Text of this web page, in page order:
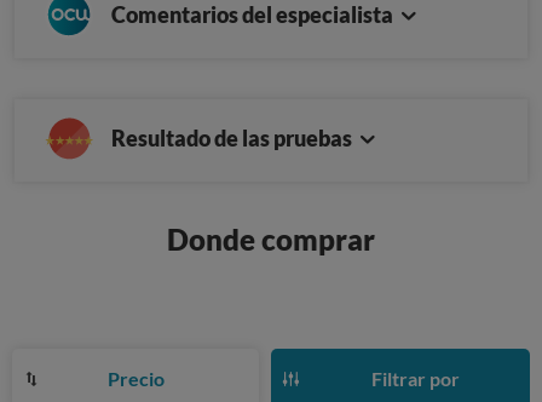
Comentarios del especialista
Resultado de las pruebas
Donde comprar
Precio Filtrar por